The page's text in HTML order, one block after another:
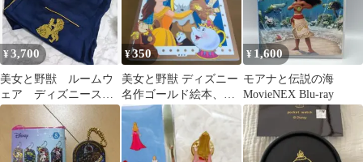
¥3,700
美女と野獣 ルームウ
ェア ディズニースト
ア
¥350
美女と野獣 ディズニー
名作ゴールド絵本、知
育絵本、読み聞かせ、
幼児絵本、2歳から
¥ 1,600
モアナと伝説の海
MovieNEX Blu-ray